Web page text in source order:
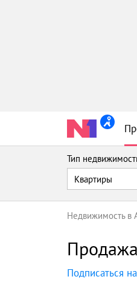
Тип
Квартиры
Недвижимость в
Подписаться